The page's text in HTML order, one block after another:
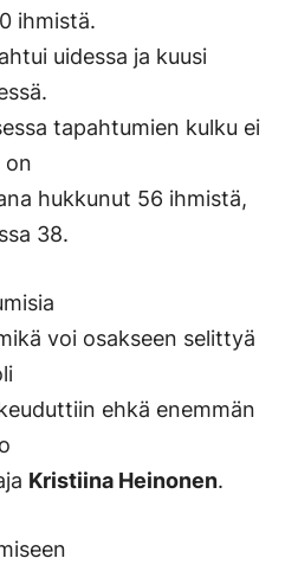
ihmistä.
uidessa ja kuusi
tapahtumien kulku ei
on
hukkunut 56 ihmistä,
38.
voi osakseen selittyä
ehkä enemmän
Kristiina Heinonen.